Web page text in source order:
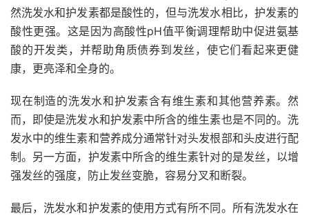
然洗发水和护发素都是酸性的，但与洗发水相比，护发素的
酸性更强。这是因为高酸性pH值平衡调理帮助中促进氨基
酸的开发类 ，并帮助角质债券到发丝，使它们看起来更健
康，更亮泽和全身的。
现在制造的洗发水和护发素含有维生素和其他营养素。然
而，即使是洗发水和护发素中所含的维生素也是不同的。洗
发水中的维生素和营养成分通常针对头发根部和头皮进行配
制。另一方面，护发素中所含的维生素针对的是发丝，以增
强发丝的强度，防止发丝变脆，容易分叉和断裂。
最后，洗发水和护发素的使用方式有所不同。所有洗发水在